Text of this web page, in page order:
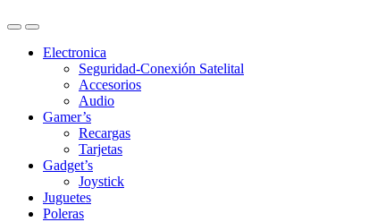
Electronica
Seguridad-Conexión Satelital
Accesorios
Audio
Gamer’s
Recargas
Tarjetas
Gadget’s
Joystick
Juguetes
Poleras